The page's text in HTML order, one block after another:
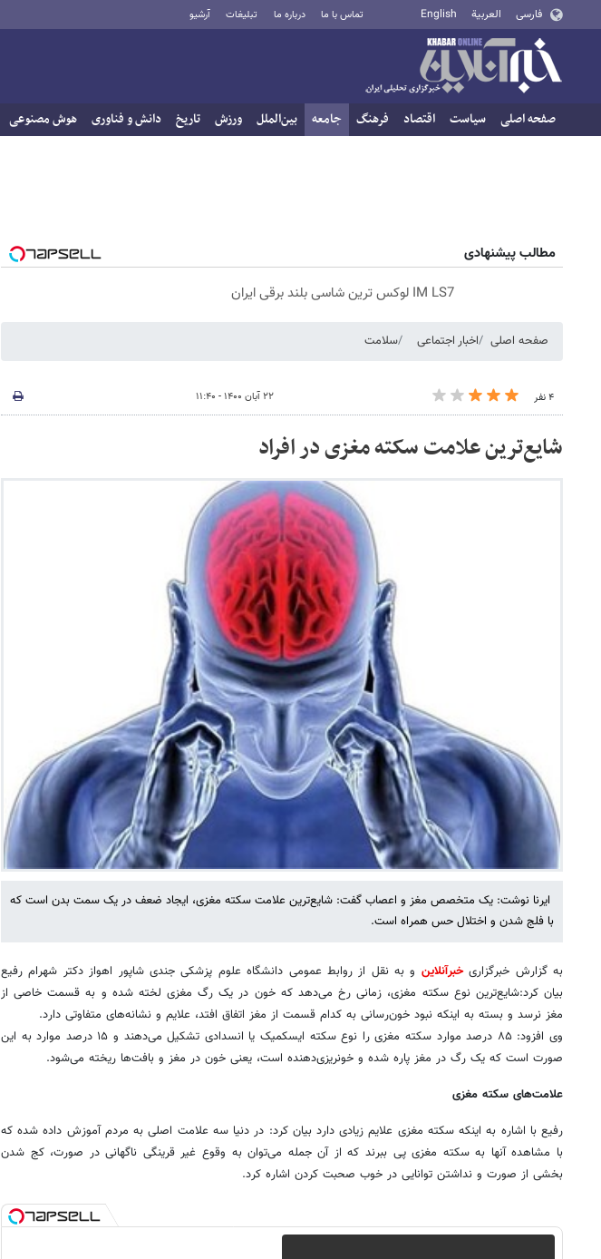
فارسی العربية English تماس با ما درباره ما تبلیغات آرشیو
صفحه اصلی سیاست اقتصاد فرهنگ جامعه بین‌الملل ورزش تاریخ دانش و فناوری هوش مصنوعی
مطالب پیشنهادی
IM LS7 لوکس ترین شاسی بلند برقی ایران
صفحه اصلی اخبار اجتماعی سلامت
۴ نفر ۲۲ آبان ۱۴۰۰ - ۱۱:۴۰
شایع‌ترین علامت سکته مغزی در افراد
ایرنا نوشت: یک متخصص مغز و اعصاب گفت: شایع‌ترین علامت سکته مغزی، ایجاد ضعف در یک سمت بدن است که
با فلج شدن و اختلال حس همراه است.
به گزارش خبرگزاریخبرآنلاین و به نقل از روابط عمومی دانشگاه علوم پزشکی جندی شاپور اهواز دکتر شهرام رفیع
بیان کرد:شایع‌ترین نوع سکته مغزی، زمانی رخ می‌دهد که خون در یک رگ مغزی لخته شده و به قسمت خاصی از
مغز نرسد و بسته به اینکه نبود خون‌رسانی به کدام قسمت از مغز اتفاق افتد، علایم و نشانه‌های متفاوتی دارد.
وی افزود: ۸۵ درصد موارد سکته مغزی را نوع سکته ایسکمیک یا انسدادی تشکیل می‌دهند و ۱۵ درصد موارد به این
صورت است که یک رگ در مغز پاره شده و خونریزی‌دهنده است، یعنی خون در مغز و بافت‌ها ریخته می‌شود.
علامت‌های سکته مغزی
رفیع با اشاره به اینکه سکته مغزی علایم زیادی دارد بیان کرد: در دنیا سه علامت اصلی به مردم آموزش داده شده که
با مشاهده آنها به سکته مغزی پی ببرند که از آن جمله می‌توان به وقوع غیر قرینگی ناگهانی در صورت، کج شدن
بخشی از صورت و نداشتن توانایی در خوب صحبت کردن اشاره کرد.